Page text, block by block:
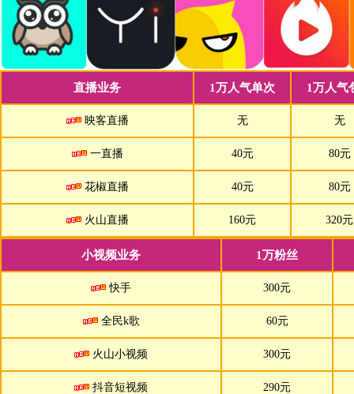
直播业务 1万人气单次 1万人气
映客直播 无 无
一直播 40元 80元
花椒直播 40元 80元
火山直播 160元 320元
小视频业务 1万粉丝
快手 300元
全民k歌 60元
火山小视频 300元
抖音短视频 290元